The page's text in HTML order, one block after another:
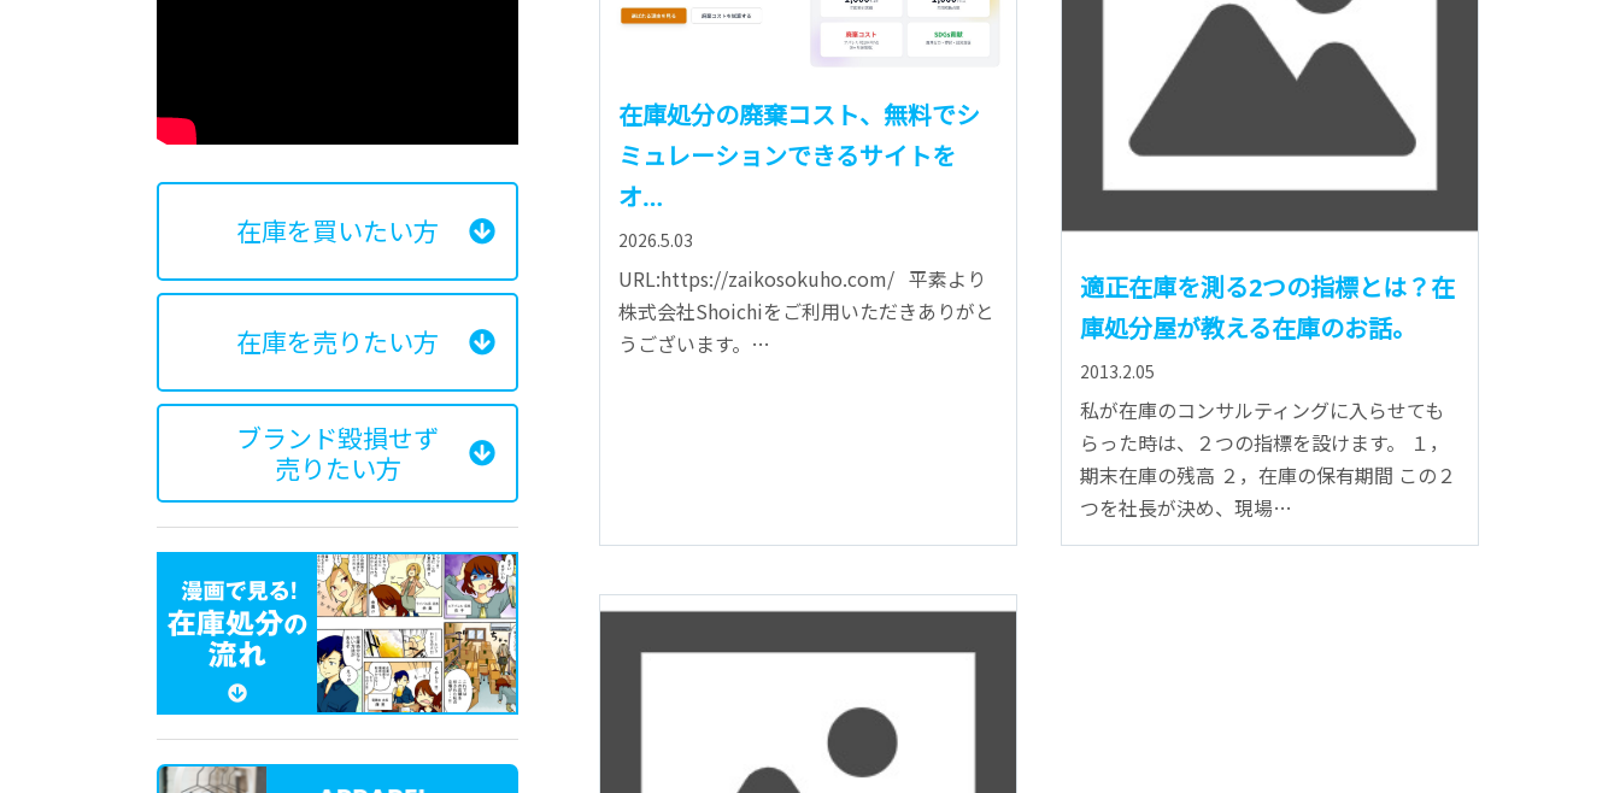
在庫処分の廃棄コスト、無料でシ
ミュレーションできるサイトを
オ…
2026.5.03
URL:https://zaikosokuho.com/ 平素より
株式会社Shoichiをご利用いただきありがと
うございます。…
適正在庫を測る2つの指標とは？在
庫処分屋が教える在庫のお話。
2013.2.05
私が在庫のコンサルティングに入らせても
らった時は、２つの指標を設けます。 １，
期末在庫の残高 ２，在庫の保有期間 この２
つを社長が決め、現場…
在庫を買いたい方
在庫を売りたい方
ブランド毀損せず
売りたい方